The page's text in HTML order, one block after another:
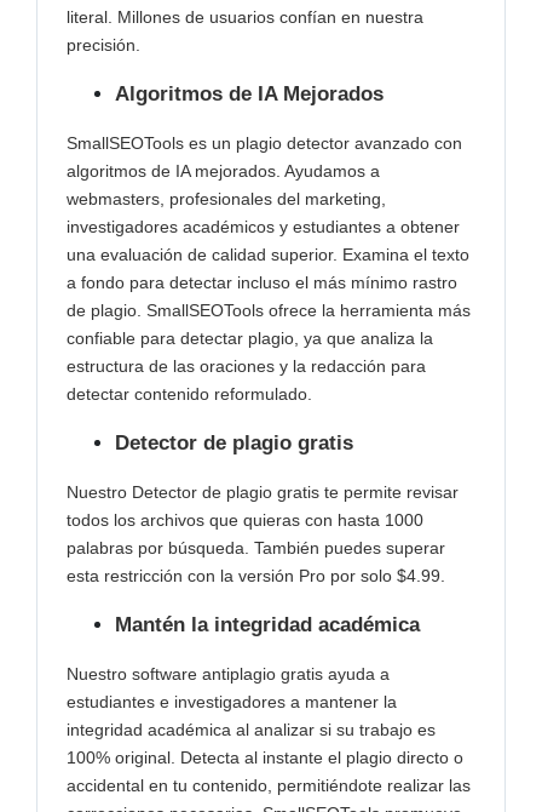
literal. Millones de usuarios confían en nuestra
precisión.
Algoritmos de IA Mejorados
SmallSEOTools es un plagio detector avanzado con
algoritmos de IA mejorados. Ayudamos a
webmasters, profesionales del marketing,
investigadores académicos y estudiantes a obtener
una evaluación de calidad superior. Examina el texto
a fondo para detectar incluso el más mínimo rastro
de plagio. SmallSEOTools ofrece la herramienta más
confiable para detectar plagio, ya que analiza la
estructura de las oraciones y la redacción para
detectar contenido reformulado.
Detector de plagio gratis
Nuestro Detector de plagio gratis te permite revisar
todos los archivos que quieras con hasta 1000
palabras por búsqueda. También puedes superar
esta restricción con la versión Pro por solo $4.99.
Mantén la integridad académica
Nuestro software antiplagio gratis ayuda a
estudiantes e investigadores a mantener la
integridad académica al analizar si su trabajo es
100% original. Detecta al instante el plagio directo o
accidental en tu contenido, permitiéndote realizar las